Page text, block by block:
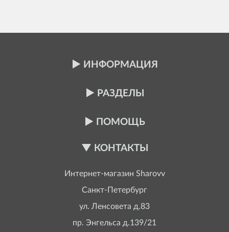
ИНФОРМАЦИЯ
РАЗДЕЛЫ
ПОМОЩЬ
КОНТАКТЫ
Интернет-магазин Sharovv
Санкт-Петербург
ул. Ленсовета д.83
пр. Энгельса д.139/21